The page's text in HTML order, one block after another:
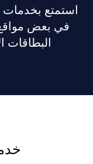
استمتع بخدمات
في بعض
البطاقات